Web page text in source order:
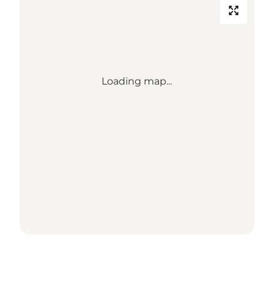
Loading map...